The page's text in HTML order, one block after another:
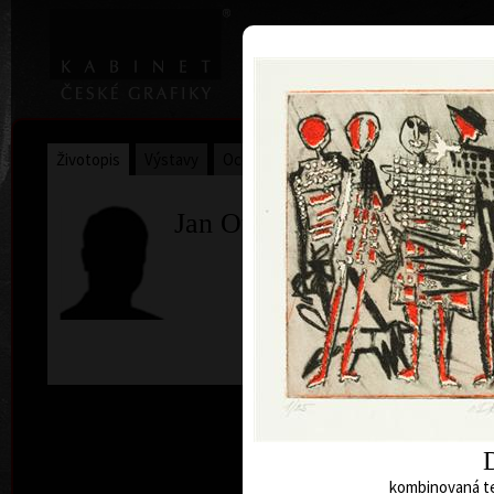
Home |
Životopis Sbírky
Jan Otava
kombinovaná